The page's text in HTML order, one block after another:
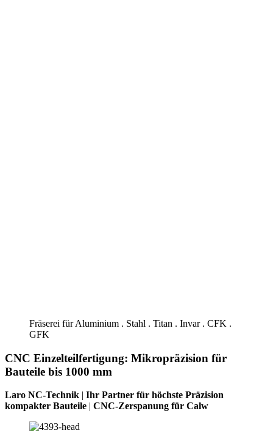
Fräserei für Aluminium . Stahl . Titan . Invar . CFK .
GFK
CNC Einzelteilfertigung: Mikropräzision für
Bauteile bis 1000 mm
Laro NC-Technik | Ihr Partner für höchste Präzision
kompakter Bauteile | CNC-Zerspanung für Calw